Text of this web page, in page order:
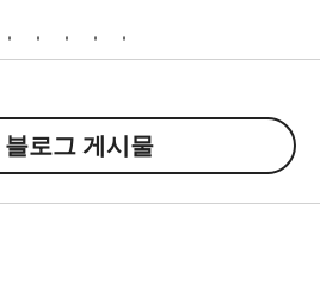
로그 게시물